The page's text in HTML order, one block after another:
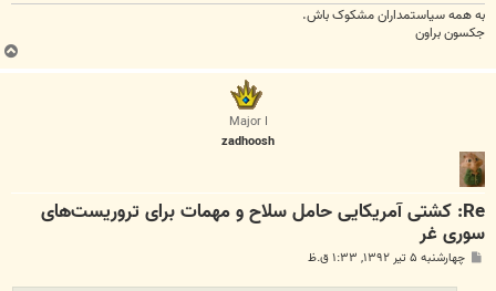
به همه سياستمداران مشکوک باش.
جکسون براون
Major I
zadhoosh
Re: کشتی آمریکایی حامل سلاح و مهمات برای تروریست‌های
سوری غر
س
چهارشنبه ۵ تیر ۱۳۹۲, ۱:۳۳ ق.ظ